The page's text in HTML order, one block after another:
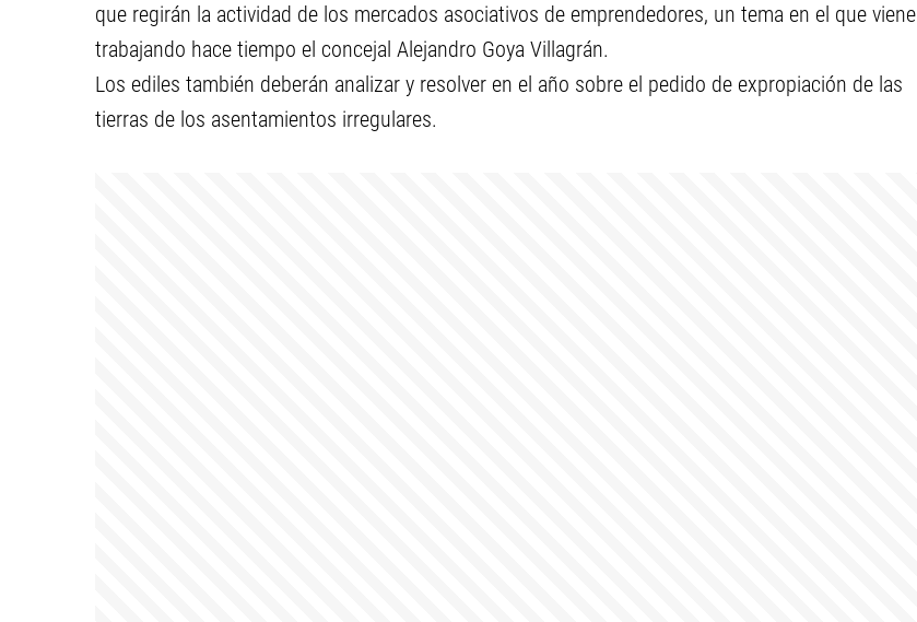
que regirán la actividad de los mercados asociativos de emprendedores, un tema en el que viene
trabajando hace tiempo el concejal Alejandro Goya Villagrán.
Los ediles también deberán analizar y resolver en el año sobre el pedido de expropiación de las
tierras de los asentamientos irregulares.